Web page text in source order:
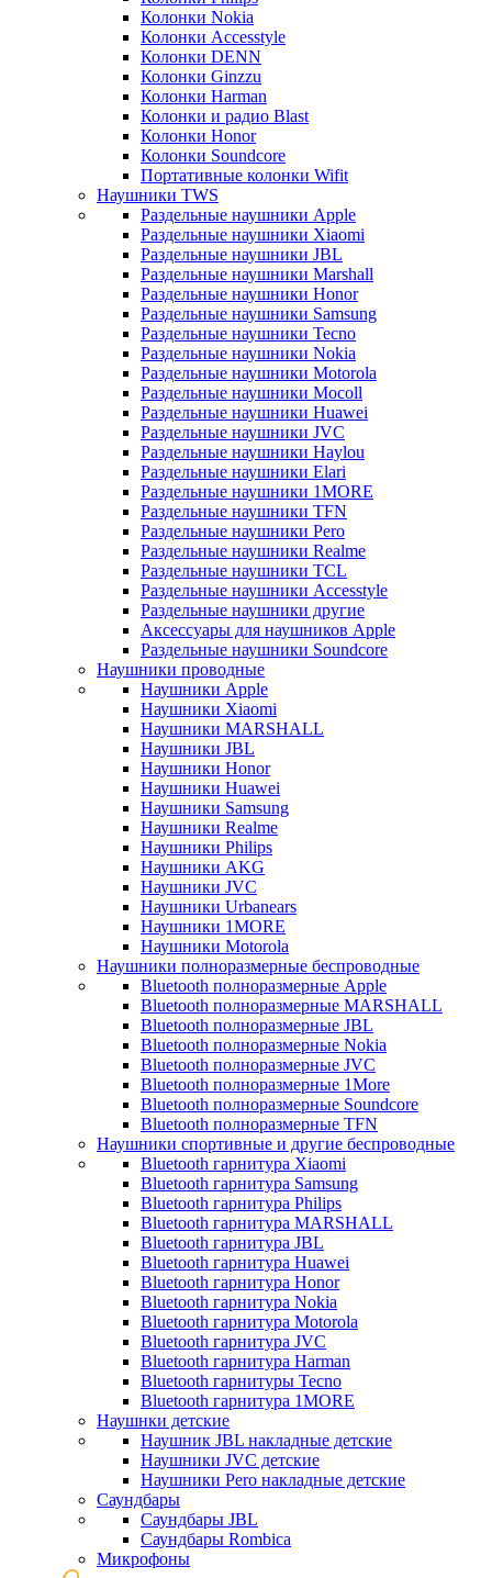
Колонки Nokia
Колонки Accesstyle
Колонки DENN
Колонки Ginzzu
Колонки Harman
Колонки и радио Blast
Колонки Honor
Колонки Soundcore
Портативные колонки Wifit
Наушники TWS
Раздельные наушники Apple
Раздельные наушники Xiaomi
Раздельные наушники JBL
Раздельные наушники Marshall
Раздельные наушники Honor
Раздельные наушники Samsung
Раздельные наушники Tecno
Раздельные наушники Nokia
Раздельные наушники Motorola
Раздельные наушники Mocoll
Раздельные наушники Huawei
Раздельные наушники JVC
Раздельные наушники Haylou
Раздельные наушники Elari
Раздельные наушники 1MORE
Раздельные наушники TFN
Раздельные наушники Pero
Раздельные наушники Realme
Раздельные наушники TCL
Раздельные наушники Accesstyle
Раздельные наушники другие
Аксессуары для наушников Apple
Раздельные наушники Soundcore
Наушники проводные
Наушники Apple
Наушники Xiaomi
Наушники MARSHALL
Наушники JBL
Наушники Honor
Наушники Huawei
Наушники Samsung
Наушники Realme
Наушники Philips
Наушники AKG
Наушники JVC
Наушники Urbanears
Наушники 1MORE
Наушники Motorola
Наушники полноразмерные беспроводные
Bluetooth полноразмерные Apple
Bluetooth полноразмерные MARSHALL
Bluetooth полноразмерные JBL
Bluetooth полноразмерные Nokia
Bluetooth полноразмерные JVC
Bluetooth полноразмерные 1More
Bluetooth полноразмерные Soundcore
Bluetooth полноразмерные TFN
Наушники спортивные и другие беспроводные
Bluetooth гарнитура Xiaomi
Bluetooth гарнитура Samsung
Bluetooth гарнитура Philips
Bluetooth гарнитура MARSHALL
Bluetooth гарнитура JBL
Bluetooth гарнитура Huawei
Bluetooth гарнитура Honor
Bluetooth гарнитура Nokia
Bluetooth гарнитура Motorola
Bluetooth гарнитура JVC
Bluetooth гарнитура Harman
Bluetooth гарнитуры Tecno
Bluetooth гарнитура 1MORE
Наушнки детские
Наушник JBL накладные детские
Наушники JVC детские
Наушники Pero накладные детские
Саундбары
Саундбары JBL
Саундбары Rombica
Микрофоны